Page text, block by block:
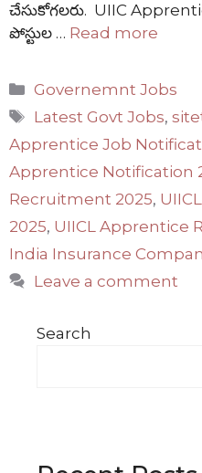
చేసుకోగలరు. UIIC
పోస్టుల … Read more
Categories
Governemnt Jobs
Tags
Latest Govt Jobs,
Apprentice Job
Apprentice Notification
Recruitment 2025,
2025, UIICL Apprentice
India Insurance
Leave a comment
Search